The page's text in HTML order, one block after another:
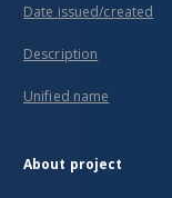
Date issued/created
Description
Unified name
About project